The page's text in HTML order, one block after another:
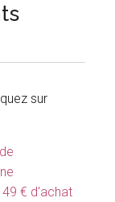
sur
€ d'achat